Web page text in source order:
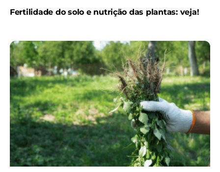
Fertilidade do solo e nutrição das plantas: veja!